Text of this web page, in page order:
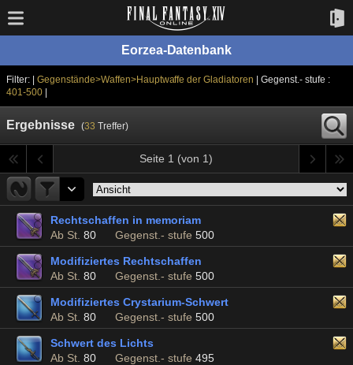
Eorzea-Datenbank
Filter: | Gegenstände>Waffen>Hauptwaffe der Gladiatoren
| Gegenst.- stufe :
401-500|
Ergebnisse (33 Treffer)
Seite 1 (von 1)
Rechtschaffen in memoriam
Ab St. 80 Gegenst.- stufe 500
Modifiziertes Rechtschaffen
Ab St. 80 Gegenst.- stufe 500
Modifiziertes Crystarium-Schwert
Ab St. 80 Gegenst.- stufe 500
Schwert des Lichts
Ab St. 80 Gegenst.- stufe 495